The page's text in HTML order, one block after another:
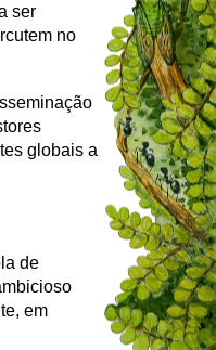
ser
no
globais a
de
em